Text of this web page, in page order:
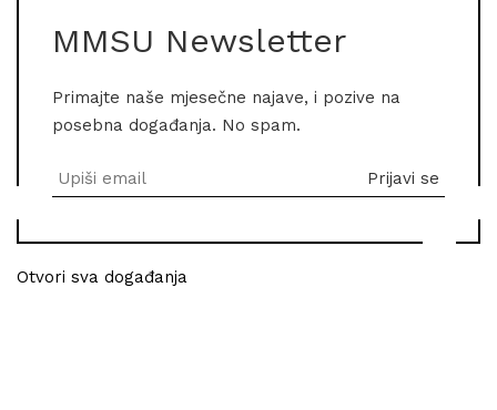
MMSU Newsletter
Primajte naše mjesečne najave, i pozive na
posebna događanja. No spam.
Otvori sva događanja